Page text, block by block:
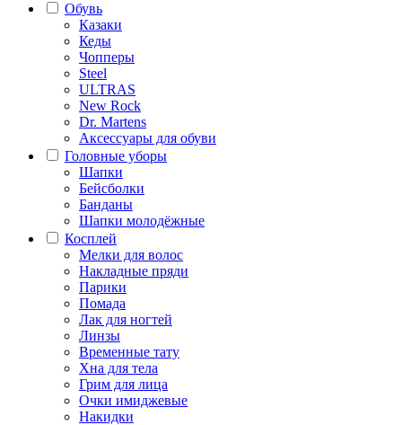
Обувь
Казаки
Кеды
Чопперы
Steel
ULTRAS
New Rock
Dr. Martens
Аксессуары для обуви
Головные уборы
Шапки
Бейсболки
Банданы
Шапки молодёжные
Косплей
Мелки для волос
Накладные пряди
Парики
Помада
Лак для ногтей
Линзы
Временные тату
Хна для тела
Грим для лица
Очки имиджевые
Накидки